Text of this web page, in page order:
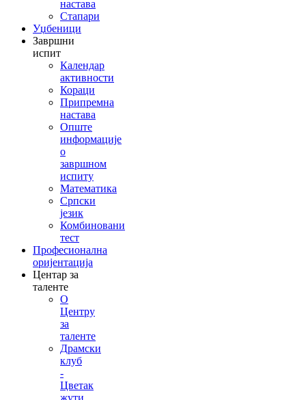
настава
Стапари
Уџбеници
Завршни
испит
Календар
активности
Кораци
Припремна
настава
Опште
информације
о
завршном
испиту
Математика
Српски
језик
Комбиновани
тест
Професионална
оријентација
Центар за
таленте
О
Центру
за
таленте
Драмски
клуб
-
Цветак
жути